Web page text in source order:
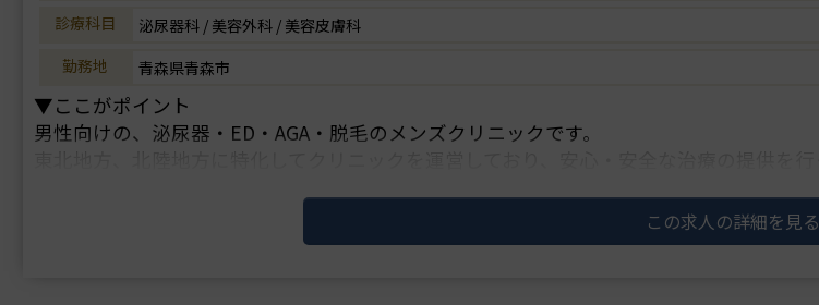
診療科目
泌尿器科 / 美容外科 / 美容皮膚科
勤務地
青森県青森市
▼ここがポイント
男性向けの、泌尿器・ED・AGA・脱毛のメンズクリニックです。
好待遇の求人である上に、医師からの要望に対しても柔軟に対応して・・・
この求人の詳細を見る